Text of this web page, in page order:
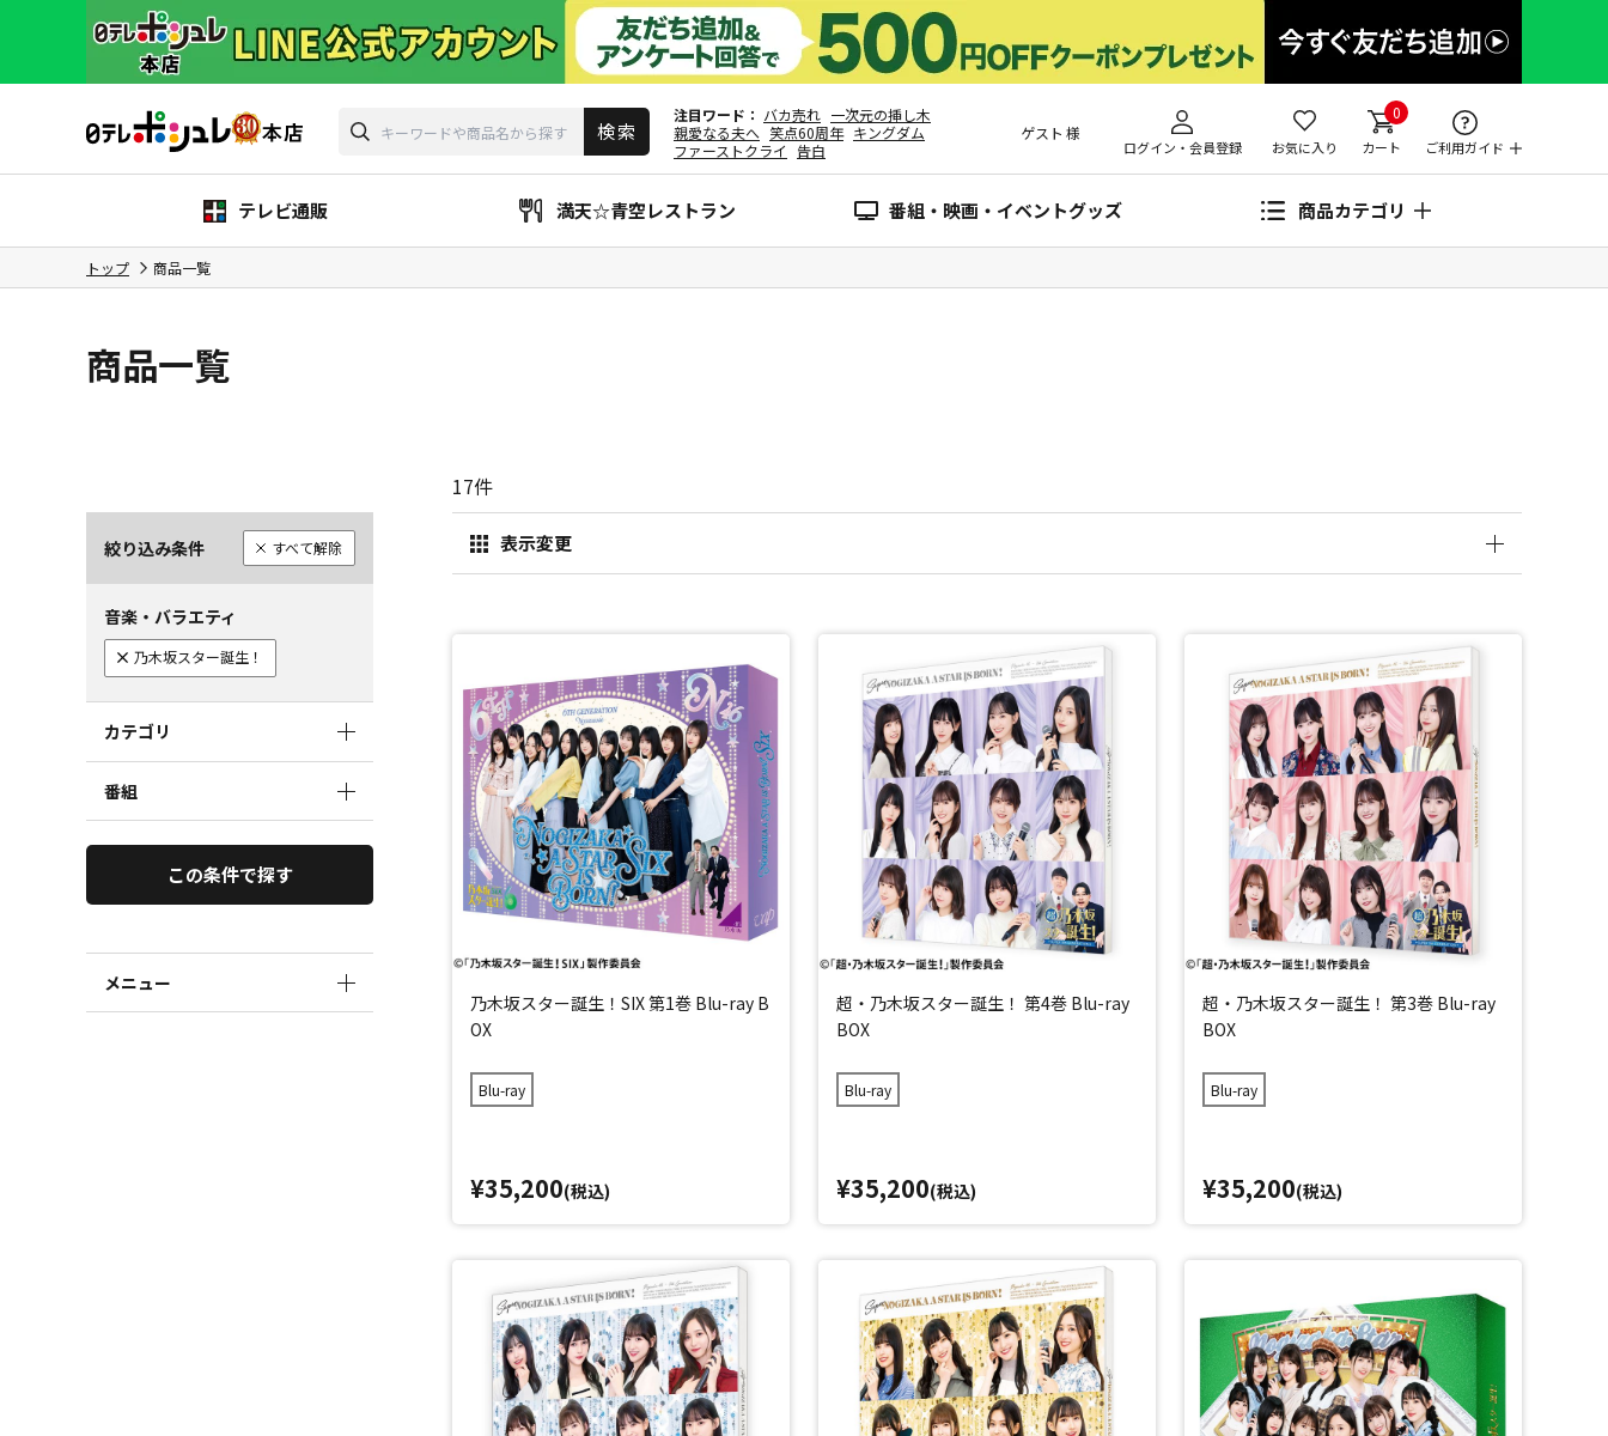
注目ワード バカ売れ 一次元の挿し木
親愛なる夫へ 笑点60周年 キングダム
ファーストクライ
告白
ゲスト 様
ログイン・会員登録 お気に入り
0
カート ご利用ガイド
テレビ通販 満天☆青空レストラン 番組・映画・イベントグッズ 商品カテゴリ
トップ 商品一覧
商品一覧
絞り込み条件 すべて解除
音楽・バラエティ
乃木坂スター誕生！
カテゴリ
番組
この条件で探す
メニュー
17件
表示変更
乃木坂スター誕生！SIX 第1巻 Blu-ray B
OX
Blu-ray
¥35,200(税込)
超・乃木坂スター誕生！ 第4巻 Blu-ray
BOX
Blu-ray
¥35,200(税込)
超・乃木坂スター誕生！ 第3巻 Blu-ray
BOX
Blu-ray
¥35,200(税込)